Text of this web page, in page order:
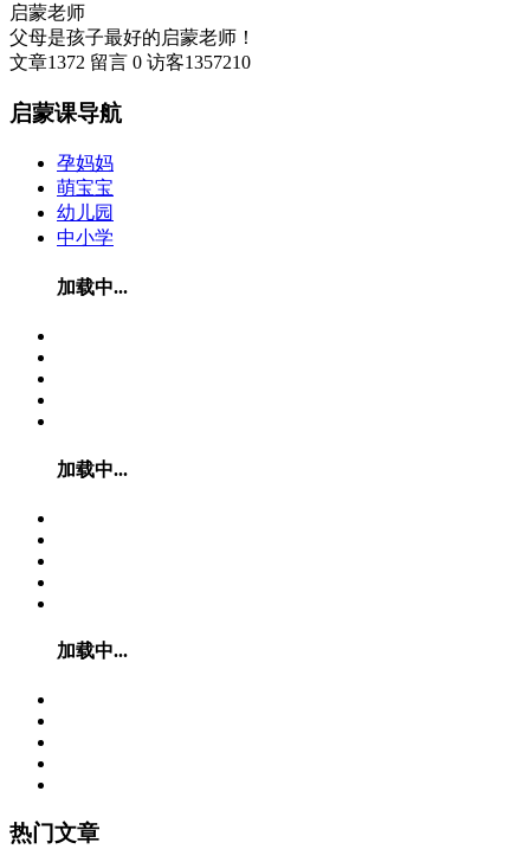
启蒙老师
父母是孩子最好的启蒙老师！
文章1372 留言 0 访客1357210
启蒙课导航
孕妈妈
萌宝宝
幼儿园
中小学
加载中...
加载中...
加载中...
热门文章